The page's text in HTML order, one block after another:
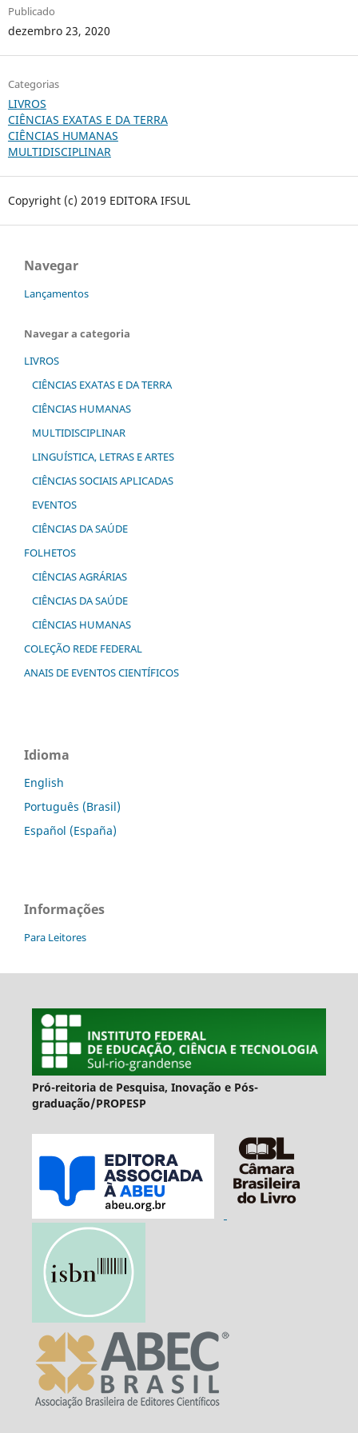
Publicado
dezembro 23, 2020
Categorias
LIVROS
CIÊNCIAS EXATAS E DA TERRA
CIÊNCIAS HUMANAS
MULTIDISCIPLINAR
Copyright (c) 2019 EDITORA IFSUL
Navegar
Lançamentos
Navegar a categoria
LIVROS
CIÊNCIAS EXATAS E DA TERRA
CIÊNCIAS HUMANAS
MULTIDISCIPLINAR
LINGUÍSTICA, LETRAS E ARTES
CIÊNCIAS SOCIAIS APLICADAS
EVENTOS
CIÊNCIAS DA SAÚDE
FOLHETOS
CIÊNCIAS AGRÁRIAS
CIÊNCIAS DA SAÚDE
CIÊNCIAS HUMANAS
COLEÇÃO REDE FEDERAL
ANAIS DE EVENTOS CIENTÍFICOS
Idioma
English
Português (Brasil)
Español (España)
Informações
Para Leitores
Pró-reitoria de Pesquisa, Inovação e Pós-
graduação/PROPESP